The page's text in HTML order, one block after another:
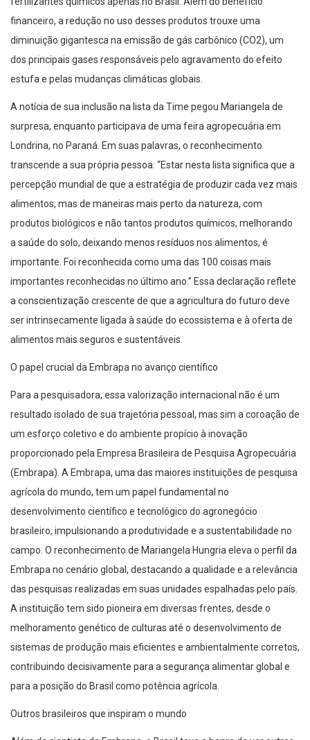
financeiro, a redução no uso desses produtos trouxe uma
diminuição gigantesca na emissão de gás carbônico (CO2), um
dos principais gases responsáveis pelo agravamento do efeito
estufa e pelas mudanças climáticas globais.
A notícia de sua inclusão na lista da Time pegou Mariangela de
surpresa, enquanto participava de uma feira agropecuária em
Londrina, no Paraná. Em suas palavras, o reconhecimento
transcende a sua própria pessoa: “Estar nesta lista significa que a
percepção mundial de que a estratégia de produzir cada vez mais
alimentos, mas de maneiras mais perto da natureza, com
produtos biológicos e não tantos produtos químicos, melhorando
a saúde do solo, deixando menos resíduos nos alimentos, é
importante. Foi reconhecida como uma das 100 coisas mais
importantes reconhecidas no último ano.” Essa declaração reflete
a conscientização crescente de que a agricultura do futuro deve
ser intrinsecamente ligada à saúde do ecossistema e à oferta de
alimentos mais seguros e sustentáveis.
O papel crucial da Embrapa no avanço científico
Para a pesquisadora, essa valorização internacional não é um
resultado isolado de sua trajetória pessoal, mas sim a coroação de
um esforço coletivo e do ambiente propício à inovação
proporcionado pela Empresa Brasileira de Pesquisa Agropecuária
(Embrapa). A Embrapa, uma das maiores instituições de pesquisa
agrícola do mundo, tem um papel fundamental no
desenvolvimento científico e tecnológico do agronegócio
brasileiro, impulsionando a produtividade e a sustentabilidade no
campo. O reconhecimento de Mariangela Hungria eleva o perfil da
Embrapa no cenário global, destacando a qualidade e a relevância
das pesquisas realizadas em suas unidades espalhadas pelo país.
A instituição tem sido pioneira em diversas frentes, desde o
melhoramento genético de culturas até o desenvolvimento de
sistemas de produção mais eficientes e ambientalmente corretos,
contribuindo decisivamente para a segurança alimentar global e
para a posição do Brasil como potência agrícola.
Outros brasileiros que inspiram o mundo